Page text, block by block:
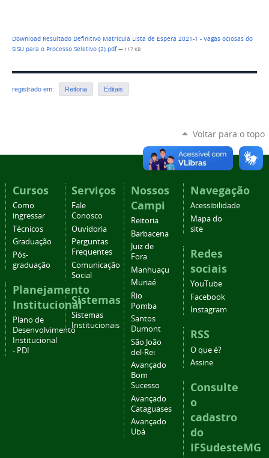
Download Resultado Definitivo Matrícula Lista de Espera 2021-1 - Vagas ociosas do
SISU para o Processo Seletivo (2).pdf— 117 KB
registrado em: Reitoria Editais
Voltar para o topo
Cursos
Como
ingressar
Técnicos
Graduação
Pós-
graduação
Planejamento
Institucional
Plano de
Desenvolvimento
Institucional
- PDI
Serviços
Fale
Conosco
Ouvidoria
Perguntas
Frequentes
Comunicação
Social
Sistemas
Sistemas
Institucionais
Nossos
Campi
Reitoria
Barbacena
Juiz de
Fora
Manhuaçu
Muriaé
Rio
Pomba
Santos
Dumont
São João
del-Rei
Avançado
Bom
Sucesso
Avançado
Cataguases
Avançado
Ubá
Navegação
Acessibilidade
Mapa do
site
Redes
sociais
YouTube
Facebook
Instagram
RSS
O que é?
Assine
Consulte
o
cadastro
do
IFSudesteMG